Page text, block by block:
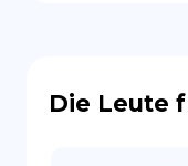
Die Leute